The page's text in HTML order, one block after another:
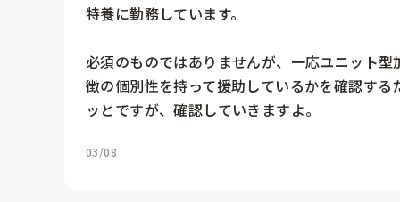
特養に勤務しています。
必須のものではありませんが、一応ユニット
徴の個別性を持って援助しているかを確認す
ッとですが、確認していきますよ。
03/08